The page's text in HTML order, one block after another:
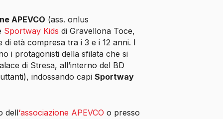
APEVCO (ass. onlus
Sportway Kids di Gravellona Toce,
di età compresa tra i 3 e i 12 anni. I
i protagonisti della sfilata che si
di Stresa, all’interno del BD
indossando capi Sportway
dell‘associazione APEVCO o presso